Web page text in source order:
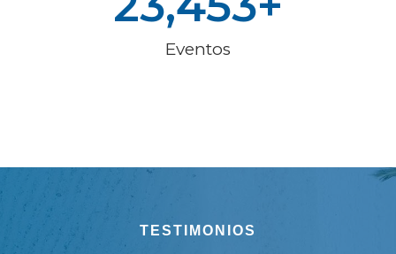
Eventos
TESTIMONIOS